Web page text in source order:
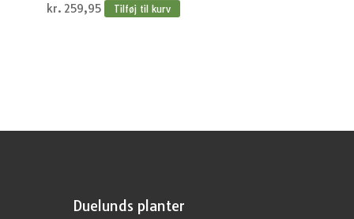
kr. 259,95 Tilføj til kurv
Duelunds planter